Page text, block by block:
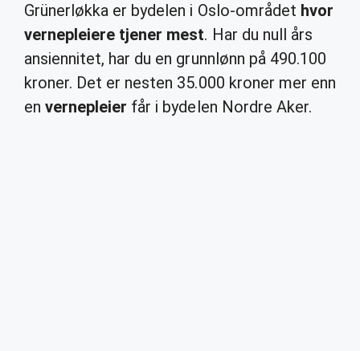
Grünerløkka er bydelen i Oslo-området hvor
vernepleiere tjener mest. Har du null års
ansiennitet, har du en grunnlønn på 490.100
kroner. Det er nesten 35.000 kroner mer enn
envernepleier får i bydelen Nordre Aker.